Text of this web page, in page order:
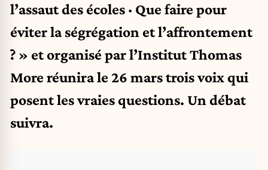
l’assaut des écoles · Que faire pour
éviter la ségrégation et l’affrontement
? » et organisé par l’Institut Thomas
More réunira le 26 mars trois voix qui
posent les vraies questions. Un débat
suivra.